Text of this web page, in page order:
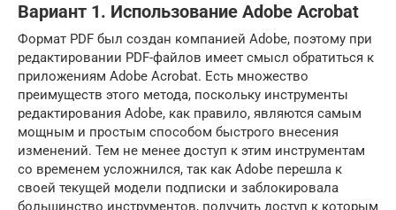
Вариант 1. Использование Adobe Acrobat
Формат PDF был создан компанией Adobe, поэтому при
редактировании PDF-файлов имеет смысл обратиться к
приложениям Adobe Acrobat. Есть множество
преимуществ этого метода, поскольку инструменты
редактирования Adobe, как правило, являются самым
мощным и простым способом быстрого внесения
изменений. Тем не менее доступ к этим инструментам
со временем усложнился, так как Adobe перешла к
своей текущей модели подписки и заблокировала
большинство инструментов, получить доступ к которым